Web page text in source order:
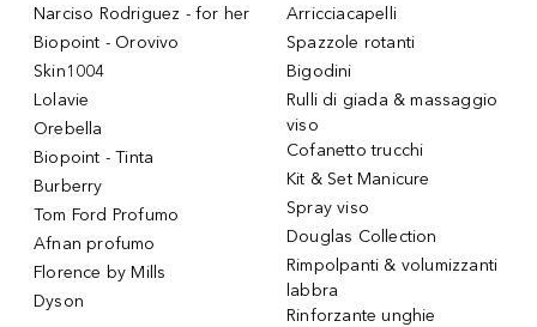
Narciso Rodriguez - for her
Biopoint - Orovivo
Skin1004
Lolavie
Orebella
Biopoint - Tinta
Burberry
Tom Ford Profumo
Afnan profumo
Florence by Mills
Dyson
Arricciacapelli
Spazzole rotanti
Bigodini
Rulli di giada & massaggio
viso
Cofanetto trucchi
Kit & Set Manicure
Spray viso
Douglas Collection
Rimpolpanti & volumizzanti
labbra
Rinforzante unghie